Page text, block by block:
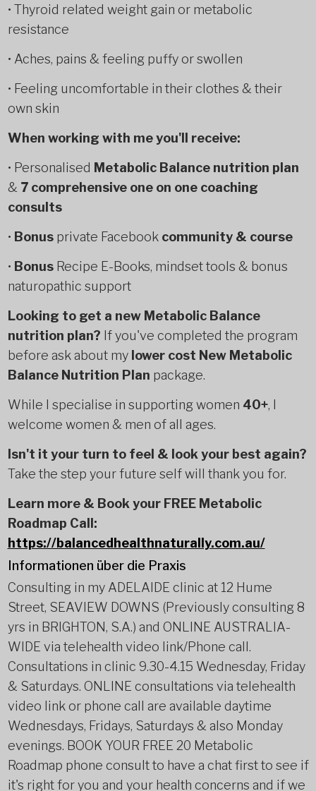
• Thyroid related weight gain or metabolic
resistance
• Aches, pains & feeling puffy or swollen
• Feeling uncomfortable in their clothes & their
own skin
When working with me you'll receive:
• Personalised Metabolic Balance nutrition plan
& 7 comprehensive one on one coaching
consults
• Bonusprivate Facebook community & course
• BonusRecipe E-Books, mindset tools & bonus
naturopathic support
Looking to get a new Metabolic Balance
nutrition plan? If you've completed the program
before ask about my lower cost New Metabolic
Balance Nutrition Plan package.
While I specialise in supporting women 40+, I
welcome women & men of all ages.
Isn't it your turn to feel & look your best again?
Take the step your future self will thank you for.
Learn more & Book your FREE Metabolic
Roadmap Call:
https://balancedhealthnaturally.com.au/
Informationen über die Praxis
Consulting in my ADELAIDE clinic at 12 Hume
Street, SEAVIEW DOWNS (Previously consulting 8
yrs in BRIGHTON, S.A.) and ONLINE AUSTRALIA-
WIDE via telehealth video link/Phone call.
Consultations in clinic 9.30-4.15 Wednesday, Friday
& Saturdays. ONLINE consultations via telehealth
video link or phone call are available daytime
Wednesdays, Fridays, Saturdays & also Monday
evenings. BOOK YOUR FREE 20 Metabolic
Roadmap phone consult to have a chat first to see if
it's right for you and your health concerns and if we